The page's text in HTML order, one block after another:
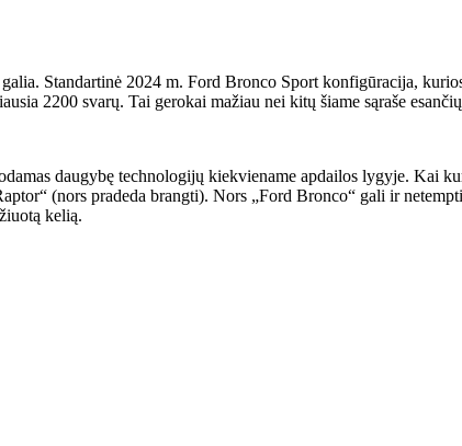
Standartinė 2024 m. Ford Bronco Sport konfigūracija,
2200 svarų. Tai gerokai mažiau nei kitų šiame sąraše
daugybę technologijų kiekviename apdailos lygyje. Kai
(nors pradeda brangti). Nors „Ford Bronco“ gali ir
kelią.